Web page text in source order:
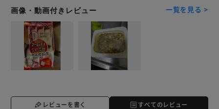
画像・動画付きレビュー 一覧を見る >
レビューを書く すべてのレビュー